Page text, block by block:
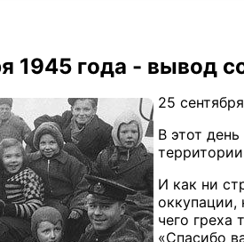
1945 года - вывод
25
В этот
И как ни
оккупации,
чего греха
«Спасибо